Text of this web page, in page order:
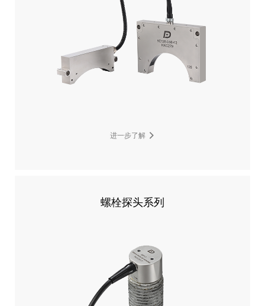
进一步了解
螺栓探头系列